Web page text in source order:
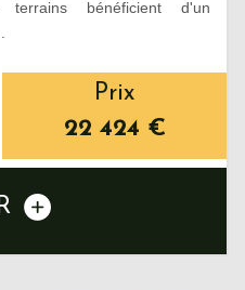
bénéficient d'un
Prix
22 424 €